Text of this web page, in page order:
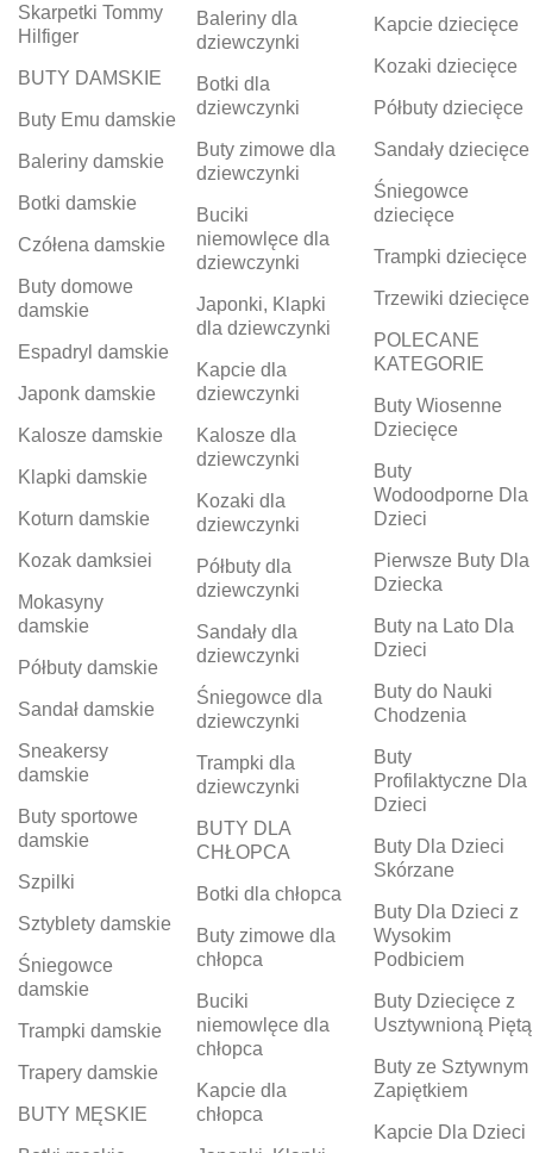
Skarpetki Tommy
Hilfiger
BUTY DAMSKIE
Buty Emu damskie
Baleriny damskie
Botki damskie
Czółena damskie
Buty domowe
damskie
Espadryl damskie
Japonk damskie
Kalosze damskie
Klapki damskie
Koturn damskie
Kozak damksiei
Mokasyny
damskie
Półbuty damskie
Sandał damskie
Sneakersy
damskie
Buty sportowe
damskie
Szpilki
Sztyblety damskie
Śniegowce
damskie
Trampki damskie
Trapery damskie
BUTY MĘSKIE
Baleriny dla
dziewczynki
Botki dla
dziewczynki
Buty zimowe dla
dziewczynki
Buciki
niemowlęce dla
dziewczynki
Japonki, Klapki
dla dziewczynki
Kapcie dla
dziewczynki
Kalosze dla
dziewczynki
Kozaki dla
dziewczynki
Półbuty dla
dziewczynki
Sandały dla
dziewczynki
Śniegowce dla
dziewczynki
Trampki dla
dziewczynki
BUTY DLA
CHŁOPCA
Botki dla chłopca
Buty zimowe dla
chłopca
Buciki
niemowlęce dla
chłopca
Kapcie dla
chłopca
Kapcie dziecięce
Kozaki dziecięce
Półbuty dziecięce
Sandały dziecięce
Śniegowce
dziecięce
Trampki dziecięce
Trzewiki dziecięce
POLECANE
KATEGORIE
Buty Wiosenne
Dziecięce
Buty
Wodoodporne Dla
Dzieci
Pierwsze Buty Dla
Dziecka
Buty na Lato Dla
Dzieci
Buty do Nauki
Chodzenia
Buty
Profilaktyczne Dla
Dzieci
Buty Dla Dzieci
Skórzane
Buty Dla Dzieci z
Wysokim
Podbiciem
Buty Dziecięce z
Usztywnioną Piętą
Buty ze Sztywnym
Zapiętkiem
Kapcie Dla Dzieci